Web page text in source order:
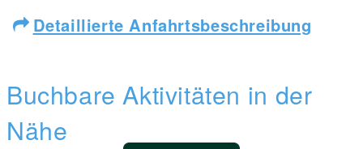
Detaillierte Anfahrtsbeschreibung
Buchbare Aktivitäten in der
Nähe